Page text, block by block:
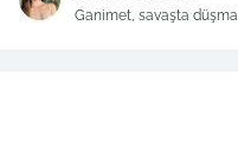
Ganimet, savaşta